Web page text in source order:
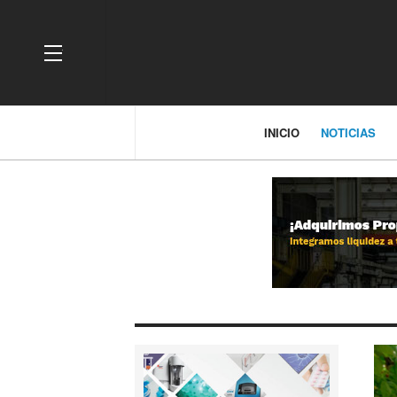
OFF CANVAS
INICIO NOTICIAS